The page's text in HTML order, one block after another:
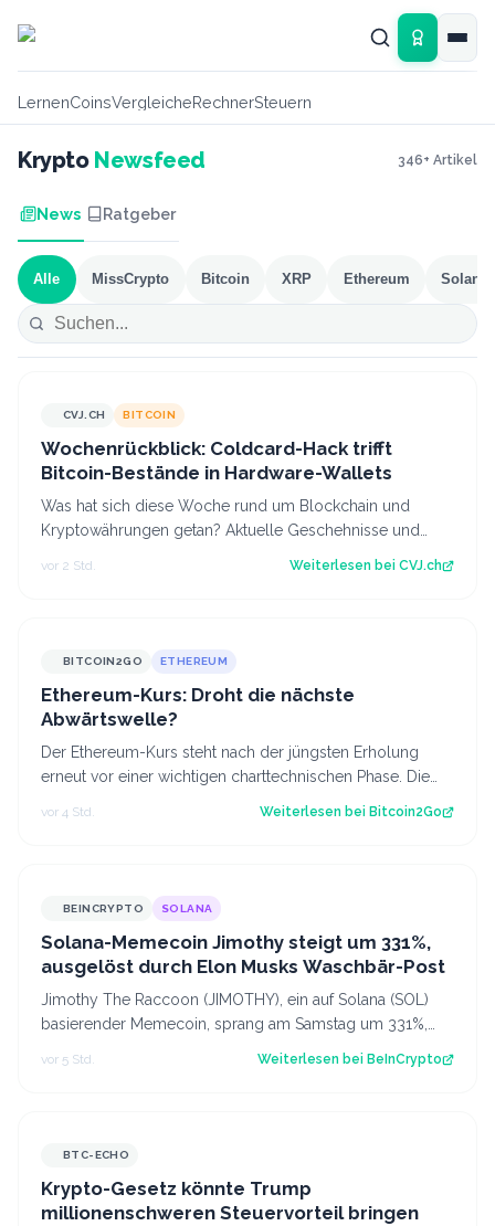
LernenCoinsVergleicheRechnerSteuern
Krypto Newsfeed 346+ Artikel
News Ratgeber
Alle MissCrypto Bitcoin XRP Ethereum Solana
CVJ.CHCVJ.CH BITCOIN
Wochenrückblick: Coldcard-Hack trifft
Bitcoin-Bestände in Hardware-Wallets
Was hat sich diese Woche rund um Blockchain und
Kryptowährungen getan? Aktuelle Geschehnisse und
vor 2 Std. Weiterlesen bei CVJ.ch
BITCOIN2GO ETHEREUM
Ethereum-Kurs: Droht die nächste
Abwärtswelle?
Der Ethereum-Kurs steht nach der jüngsten Erholung
erneut vor einer wichtigen charttechnischen Phase. Die
vor 4 Std. Weiterlesen bei Bitcoin2Go
BEINCRYPTO SOLANA
Solana-Memecoin Jimothy steigt um 331%,
ausgelöst durch Elon Musks Waschbär-Post
Jimothy The Raccoon (JIMOTHY), ein auf Solana (SOL)
basierender Memecoin, sprang am Samstag um 331%,
vor 5 Std. Weiterlesen bei BeInCrypto
BTC-ECHO
Krypto-Gesetz könnte Trump
millionenschweren Steuervorteil bringen